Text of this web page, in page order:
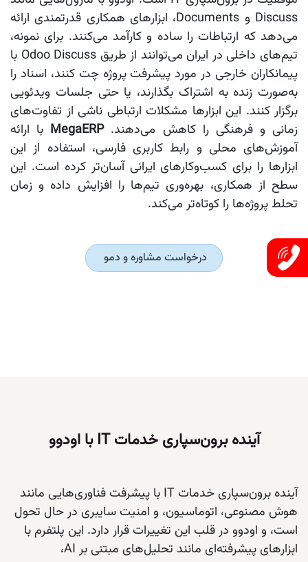
Discuss و Documents، ابزارهای همکاری قدرتمندی ارائه
می‌دهد که ارتباطات را ساده و کارآمد می‌کنند. برای نمونه،
تیم‌های داخلی در ایران می‌توانند از طریق Odoo Discuss با
پیمانکاران خارجی در مورد پیشرفت پروژه چت کنند، اسناد را
به‌صورت زنده به اشتراک بگذارند، یا حتی جلسات ویدئویی
برگزار کنند. این ابزارها مشکلات ارتباطی ناشی از تفاوت‌های
زمانی و فرهنگی را کاهش می‌دهند.MegaERP با ارائه
آموزش‌های محلی و رابط کاربری فارسی، استفاده از این
ابزارها را برای کسب‌وکارهای ایرانی آسان‌تر کرده است. این
سطح از همکاری، بهره‌وری تیم‌ها را افزایش داده و زمان
تحلط پروژه‌ها را کوتاه‌تر می‌کند.
درخواست مشاوره و دمو
آینده برون‌سپاری خدمات IT با اودوو
آینده برون‌سپاری خدمات IT با پیشرفت فناوری‌هایی مانند
هوش مصنوعی، اتوماسیون، و امنیت سایبری در حال تحول
است، و اودوو در قلب این تغییرات قرار دارد. این پلتفرم با
ابزارهای پیشرفته‌ای مانند تحلیل‌های مبتنی بر AI،